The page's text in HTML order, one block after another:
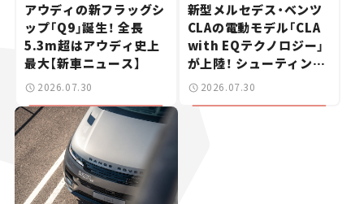
アウディの新フラッグシ
ップ「Q9」誕生！ 全長
5.3m超はアウディ史上
最大【新車ニュース】
2026.07.30
新型メルセデス・ベンツ
CLAの電動モデル「CLA
with EQテクノロジー」
が上陸！ シューティング
ブレークも発売【新車ニ
2026.07.30